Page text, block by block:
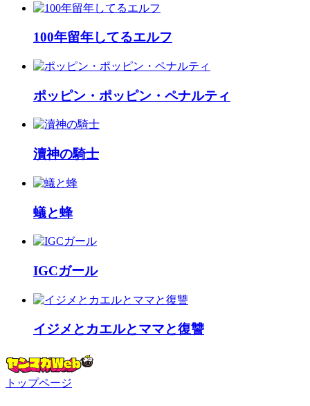
100年留年してるエルフ
ポッピン・ポッピン・ペナルティ
瀆神の騎士
蟻と蜂
IGCガール
イジメとカエルとママと復讐
トップページ